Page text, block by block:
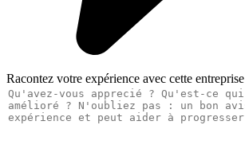
Racontez votre expérience avec cette entreprise